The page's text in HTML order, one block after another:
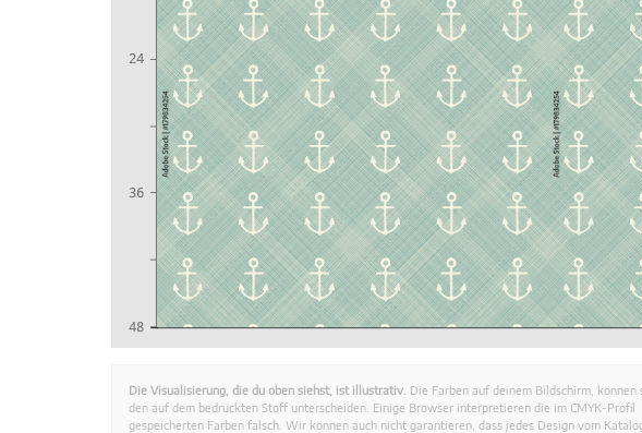
Die Visualisierung, die du oben siehst, ist illustrativ. Die Farben auf deinem Bildschirm, können
den auf dem bedruckten Stoff unterscheiden. Einige Browser interpretieren die im CMYK-Profil
gespeicherten Farben falsch. Wir können auch nicht garantieren, dass jedes Design vom